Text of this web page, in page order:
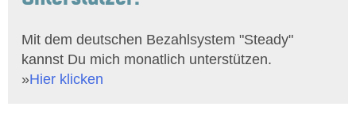
Mit dem deutschen Bezahlsystem "Steady"
kannst Du mich monatlich unterstützen.
»Hier klicken